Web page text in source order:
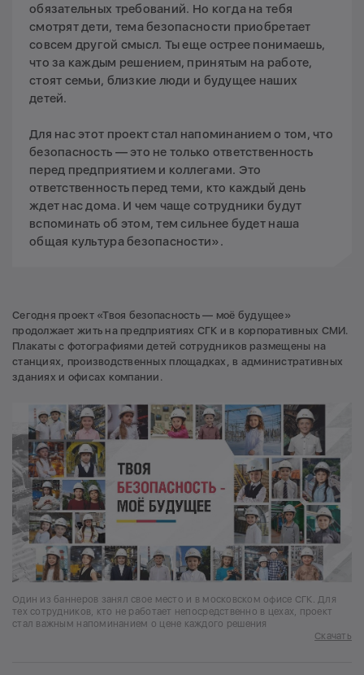
обязательных требований. Но когда на тебя
смотрят дети, тема безопасности приобретает
совсем другой смысл. Ты еще острее понимаешь,
что за каждым решением, принятым на работе,
стоят семьи, близкие люди и будущее наших
детей.
Для нас этот проект стал напоминанием о том, что
безопасность — это не только ответственность
перед предприятием и коллегами. Это
ответственность перед теми, кто каждый день
ждет нас дома. И чем чаще сотрудники будут
вспоминать об этом, тем сильнее будет наша
общая культура безопасности».
Сегодня проект «Твоя безопасность — моё будущее»
продолжает жить на предприятиях СГК и в корпоративных СМИ.
Плакаты с фотографиями детей сотрудников размещены на
станциях, производственных площадках, в административных
зданиях и офисах компании.
Один из баннеров занял свое место и в московском офисе СГК. Для
тех сотрудников, кто не работает непосредственно в цехах, проект
стал важным напоминанием о цене каждого решения
Скачать